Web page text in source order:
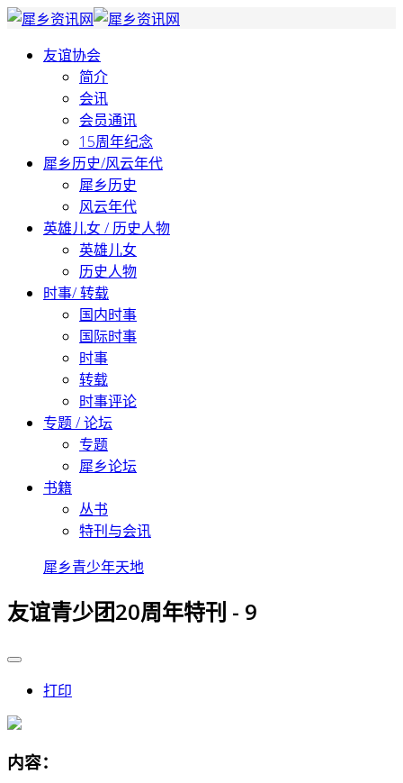
友谊协会
简介
会讯
会员通讯
15周年纪念
犀乡历史/风云年代
犀乡历史
风云年代
英雄儿女 / 历史人物
英雄儿女
历史人物
时事/ 转载
国内时事
国际时事
时事
转载
时事评论
专题 / 论坛
专题
犀乡论坛
书籍
丛书
特刊与会讯
犀乡青少年天地
友谊青少团20周年特刊 - 9
打印
内容：